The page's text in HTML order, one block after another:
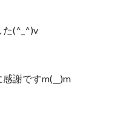
た(^_^)v
謝ですm(__)m